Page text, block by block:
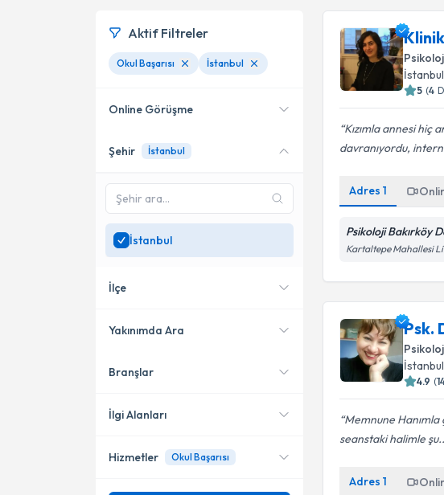
İstanbul
5 (4
Kızımla annesi hiç
davranıyordu,
Adres1
Psikoloji Bakırköy
Kartaltepe Mahallesi
Psk.
İstanbul
4.9 (
Memnune Hanımla
seanstaki halimle
Adres1
Aktif Filtreler
Okul Başarısı İstanbul
Online Görüşme
Online danışmanlık sunan
Sadeceİstanbul
uzman ara
Şehir İstanbul
İstanbul
İlçe
Bahçelievler
Bakırköy
Yakınımda Ara
Konumuma yakın uzmanları
Branşlar
Pedagoji
İlgi Alanları
Hizmetler Okul Başarısı